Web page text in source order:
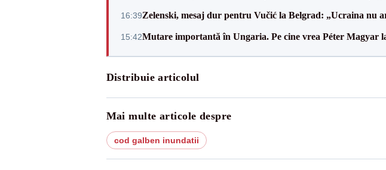
16:39Zelenski, mesaj dur pentru Vučić la Belgrad: „Ucraina nu
15:42Mutare importantă în Ungaria. Pe cine vrea Péter Magyar
Distribuie articolul
Mai multe articole despre
cod galben inundatii